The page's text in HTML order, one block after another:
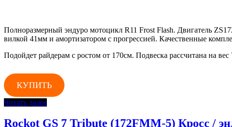
Полноразмерный эндуро мотоцикл R11 Frost Flash. Двигатель
вилкой 41мм и амортизатором с прогрессией. Качественные
Подойдет райдерам с ростом от 170см. Подвеска рассчитана на вес
КУПИТЬ
Читать далее
Rockot GS 7 Tribute (172FMM-5) Кросс /